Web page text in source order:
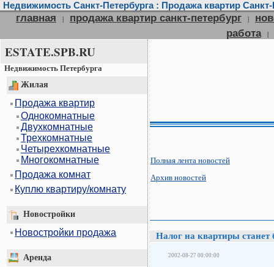
Недвижимость Санкт-Петербурга : Продажа квартир
главная | продажа квартир санкт-петербург |
работа
|
ESTATE.SPB.RU
Недвижимость Петербурга
Жилая
Продажа квартир
Однокомнатные
Двухкомнатные
Трехкомнатные
Четырехкомнатные
Многокомнатные
Продажа комнат
Куплю квартиру/комнату
Новостройки
Новостройки продажа
Аренда
Полная лента новостей
Архив новостей
Налог на квартиры
2002-08-27 00:00:00